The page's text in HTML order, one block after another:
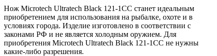
Нож Microtech Ultratech Black 121-1CC станет идеальным
приобретением для использования на рыбалке, охоте и в
условиях города. Изделие изготовлено в соответствии с
законами РФ и не является холодным оружием. Для
приобретения Microtech Ultratech Black 121-1CC не нужны
какие-либо разрешения.